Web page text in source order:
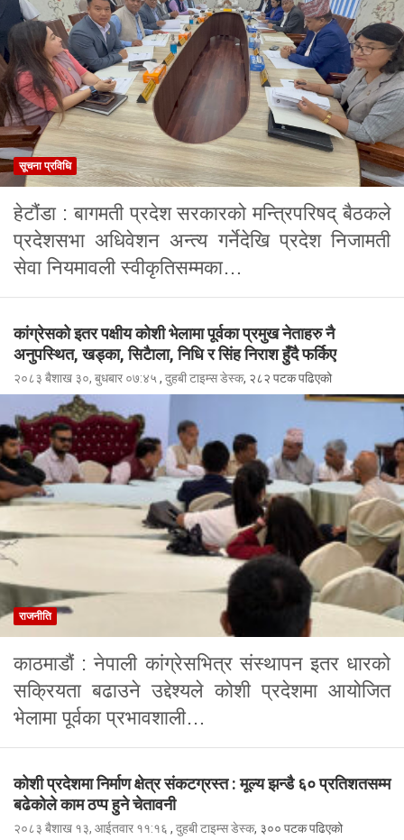
सूचना प्रविधि
हेटौंडा : बागमती प्रदेश सरकारको मन्त्रिपरिषद् बैठकले
प्रदेशसभा अधिवेशन अन्त्य गर्नेदेखि प्रदेश निजामती
सेवा नियमावली स्वीकृतिसम्मका…
कांग्रेसको इतर पक्षीय कोशी भेलामा पूर्वका प्रमुख नेताहरु नै
अनुपस्थित, खड्का, सिटैाला, निधि र सिंह निराश हुँदै फर्किए
२०८३ बैशाख ३०, बुधबार ०७:४५ , दुहबी टाइम्स डेस्क, २८२ पटक पढिएको
राजनीति
काठमाडौं : नेपाली कांग्रेसभित्र संस्थापन इतर धारको
सक्रियता बढाउने उद्देश्यले कोशी प्रदेशमा आयोजित
भेलामा पूर्वका प्रभावशाली…
कोशी प्रदेशमा निर्माण क्षेत्र संकटग्रस्त : मूल्य झन्डै ६० प्रतिशतसम्म
बढेकोले काम ठप्प हुने चेतावनी
२०८३ बैशाख १३, आईतवार ११:१६ , दुहबी टाइम्स डेस्क, ३०० पटक पढिएको